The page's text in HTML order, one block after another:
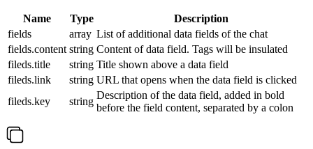
Name Type
Description
fields
array List of additional data fields of the chat
fields.content string Content of data field. Tags will be insulated
fileds.title
string Title shown above a data field
fileds.link
string URL that opens when the data field is clicked
fileds.key
string
Description of the data field, added in bold
before the field content, separated by a colon